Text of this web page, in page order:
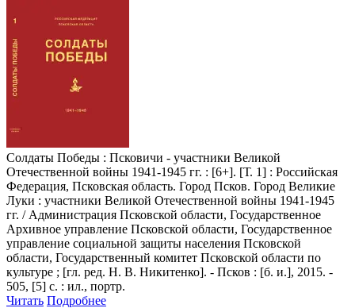
Солдаты Победы : Псковичи - участники Великой
Отечественной войны 1941-1945 гг. : [6+]. [Т. 1] : Российская
Федерация, Псковская область. Город Псков. Город Великие
Луки : участники Великой Отечественной войны 1941-1945
гг. / Администрация Псковской области, Государственное
Архивное управление Псковской области, Государственное
управление социальной защиты населения Псковской
области, Государственный комитет Псковской области по
культуре ; [гл. ред. Н. В. Никитенко]. - Псков : [б. и.], 2015. -
505, [5] с. : ил., портр.
Читать Подробнее